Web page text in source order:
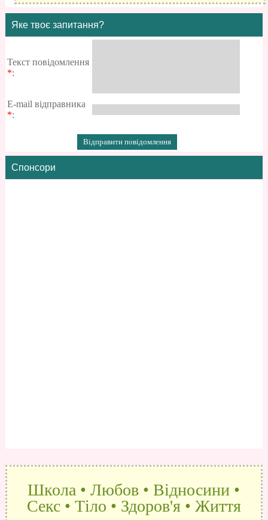
Яке твоє запитання?
Текст повідомлення
*:
E-mail відправника
*:
Спонсори
Школа • Любов • Відносини •
Секс • Тіло • Здоров'я • Життя